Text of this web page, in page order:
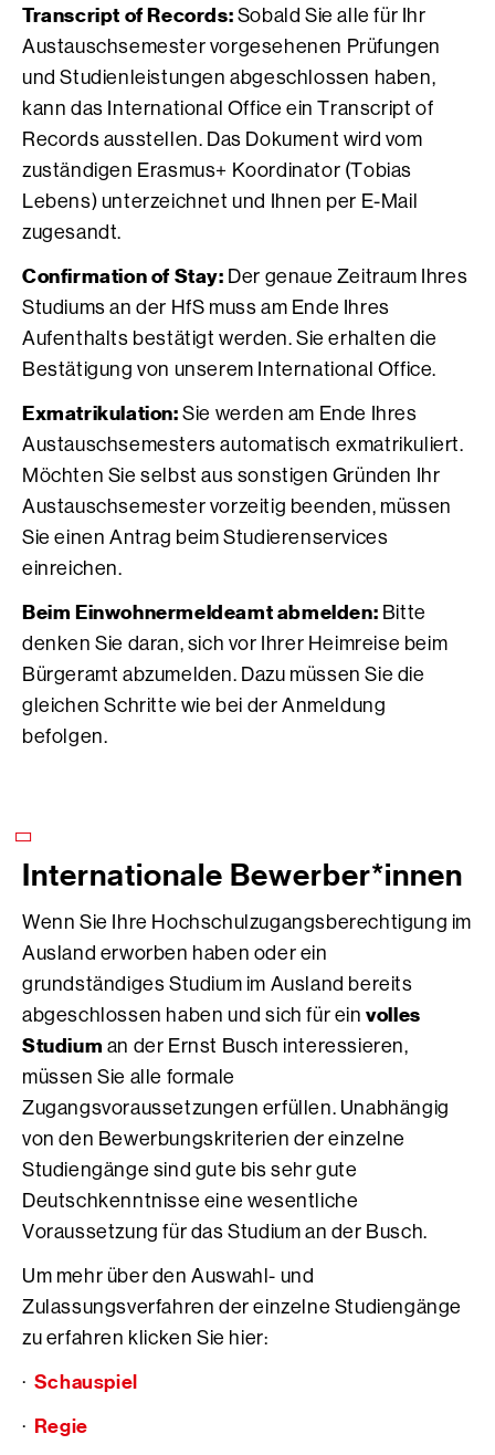
Transcript of Records: Sobald Sie alle für Ihr
Austauschsemester vorgesehenen Prüfungen
und Studienleistungen abgeschlossen haben,
kann das International Office ein Transcript of
Records ausstellen. Das Dokument wird vom
zuständigen Erasmus+ Koordinator (Tobias
Lebens) unterzeichnet und Ihnen per E-Mail
zugesandt.
Confirmation of Stay: Der genaue Zeitraum Ihres
Studiums an der HfS muss am Ende Ihres
Aufenthalts bestätigt werden. Sie erhalten die
Bestätigung von unserem International Office.
Exmatrikulation:Sie werden am Ende Ihres
Austauschsemesters automatisch exmatrikuliert.
Möchten Sie selbst aus sonstigen Gründen Ihr
Austauschsemester vorzeitig beenden, müssen
Sie einen Antrag beim Studierenservices
einreichen.
Beim Einwohnermeldeamt abmelden: Bitte
denken Sie daran, sich vor Ihrer Heimreise beim
Bürgeramt abzumelden. Dazu müssen Sie die
gleichen Schritte wie bei der Anmeldung
befolgen.
Internationale Bewerber*innen
Wenn Sie Ihre Hochschulzugangsberechtigung im
Ausland erworben haben oder ein
grundständiges Studium im Ausland bereits
abgeschlossen haben und sich für einvolles
Studium an der Ernst Busch interessieren,
müssen Sie alle formale
Zugangsvoraussetzungen erfüllen. Unabhängig
von den Bewerbungskriterien der einzelne
Studiengänge sind gute bis sehr gute
Deutschkenntnisse eine wesentliche
Voraussetzung für das Studium an der Busch.
Um mehr über den Auswahl- und
Zulassungsverfahren der einzelne Studiengänge
zu erfahren klicken Sie hier:
· Schauspiel
· Regie